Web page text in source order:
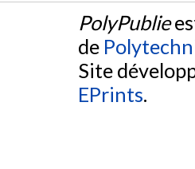
PolyPublie
de
Site
EPrints.